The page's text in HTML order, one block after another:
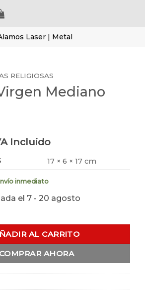
Laser | Metal
RELIGIOSAS
Mediano
Incluido
17 × 6 × 17 cm
inmediato
el 7 - 20 agosto
Parota cantidad
AL CARRITO
COMPRAR AHORA